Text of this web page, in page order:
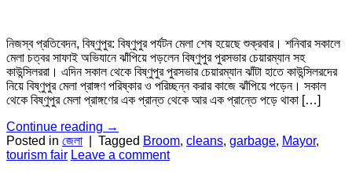
নিজস্ব প্রতিবেদন, বিষ্ণুপুর: বিষ্ণুপুর পর্যটন মেলা শেষ হয়েছে শুক্রবার। শনিবার সকালে
মেলা চত্বর সাফাই অভিযানে ঝাঁপিয়ে পড়লেন বিষ্ণুপুর পুরসভার চেয়ারম্যান সহ
কাউন্সিলররা। এদিন সকাল থেকে বিষ্ণুপুর পুরসভার চেয়ারম্যান ঝাঁটা হাতে কাউন্সিলরদের
নিয়ে বিষ্ণুপুর মেলা প্রাঙ্গণ পরিষ্কার ও পরিচ্ছন্ন করার কাজে ঝাঁপিয়ে পড়েন। সকাল
থেকে বিষ্ণুপুর মেলা প্রাঙ্গণের এক প্রান্ত থেকে আর এক প্রান্তে পড়ে থাকা […]
Continue reading →
Posted in জেলা Tagged Broom, cleans, garbage, Mayor,
tourism fair Leave a comment